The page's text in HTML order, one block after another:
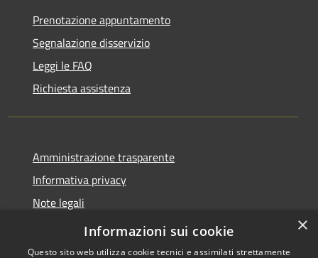
Prenotazione appuntamento
Segnalazione disservizio
Leggi le FAQ
Richiesta assistenza
Amministrazione trasparente
Informativa privacy
Note legali
Dichiarazione di accessibilità
×
Informazioni sui cookie
Questo sito web utilizza cookie tecnici e assimilati strettamente